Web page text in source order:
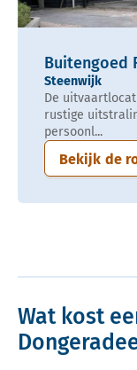
Buitengoed
Steenwijk
De
rustige
persoonl...
Bekijk de
Wat kost